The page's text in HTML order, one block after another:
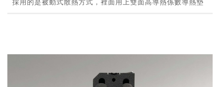
採用的是被動式散熱方式，裡面用上雙面高導熱係數導熱墊